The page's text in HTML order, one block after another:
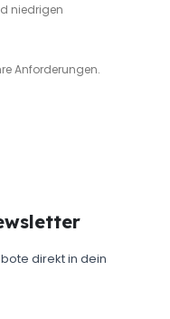
niedrigen
Anforderungen.
direkt in dein